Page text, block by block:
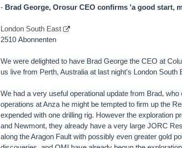
- Brad George, Orosur CEO confirms 'a good start,
London South East
2510 Abonnenten
We were delighted to have Brad George the CEO at
us live from Perth, Australia at last night's London South
We had a very useful operational update from Brad,
operations at Anza he might be tempted to firm up the
expended with one drilling rig. However the exploration
and Newmont, they already have a very large JORC
along the Aragon Fault with possibly even greater gold